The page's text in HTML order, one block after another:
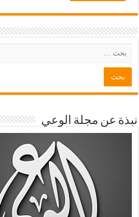
نبذة عن مجلة الوعي